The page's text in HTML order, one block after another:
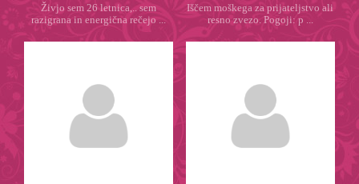
Živjo sem 26 letnica,.. sem
razigrana in energična rečejo ...
Iščem moškega za prijateljstvo ali
resno zvezo. Pogoji: p ...